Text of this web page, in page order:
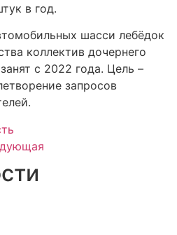
в год.
шасси лебёдок
коллектив дочернего
с 2022 года. Цель –
запросов